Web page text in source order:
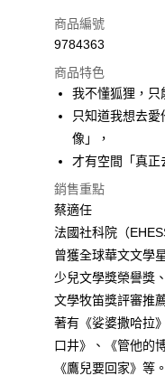
信用卡一次付款
運送方式
付款後全家取貨
每筆NT$60，滿
付款後7-11取貨
每筆NT$60，滿
宅配
每筆NT$100，滿
商品編號
9784363
商品特色
我不懂狐狸，只
只知道我想去
像」，
才有空間「真正
銷售重點
蔡適任
法國社科院（
曾獲全球華文文學
少兒文學獎榮譽獎
文學牧笛獎評審推
著有《娑婆撒哈拉
口井》、《管他的
《鷹兒要回家》等。